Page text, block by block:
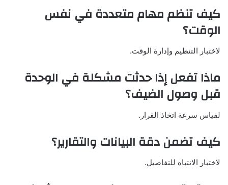
كيف تنظم مهام متعددة في نفس
الوقت؟
لاختبار التنظيم وإدارة الوقت.
ماذا تفعل إذا حدثت مشكلة في الوحدة
قبل وصول الضيف؟
لقياس سرعة اتخاذ القرار.
كيف تضمن دقة البيانات والتقارير؟
لاختبار الانتباه للتفاصيل.